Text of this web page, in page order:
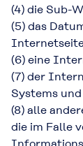
(4) die Sub-
(5) das
(6) eine
(7) der
Systems und
(8) alle
die im Falle